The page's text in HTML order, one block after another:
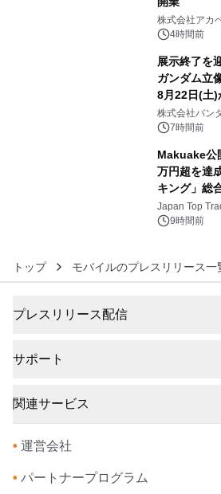
株式会社アカ
4時間前
展示終了を
ガンダム立
8月22日(土)
像『
BEYOND
株式会社バン
7時間前
Makuake公
万円超を達
キング」総
浴シンギン
ズ（XL・
Japan Top
9時間前
トップ モバイルのプレスリリース一
プレスリリース配信
サポート
関連サービス
• 運営会社
• パートナープログラム